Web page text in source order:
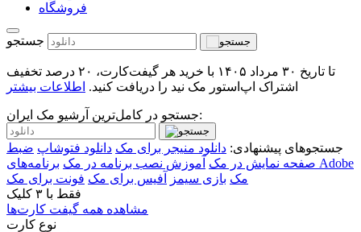
فروشگاه
جستجو
تا تاریخ ۳۰ مرداد ۱۴۰۵ با خرید هر گیفت‌کارت، ۲۰ درصد تخفیف
اشتراک اپ‌استور مک نید را دریافت کنید. اطلاعات بیشتر
جستجو در کامل‌ترین آرشیو مک ایران:
جستجوهای پیشنهادی: دانلود منیجر برای مک دانلود فتوشاپ ضبط
صفحه نمایش در مک آموزش نصب برنامه در مک برنامه‌های Adobe
مک بازی سیمز آفیس برای مک فونت برای مک
فقط با ۳ کلیک
مشاهده همه گیفت کارت‌ها
نوع کارت